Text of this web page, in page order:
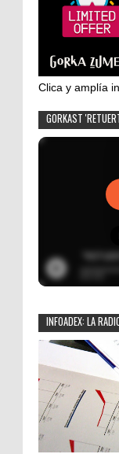
Clica y amplía
GORKAST
INFOADEX: LA